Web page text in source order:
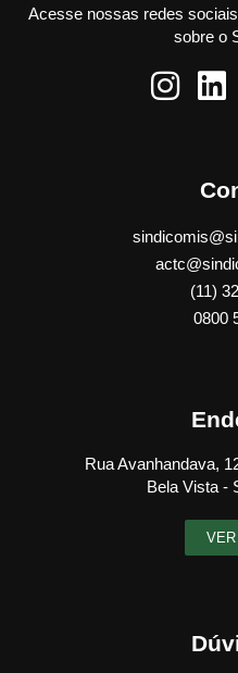
Acesse nossas redes
sobre o
(11)
0800
Rua Avanhandava,
Bela Vista -